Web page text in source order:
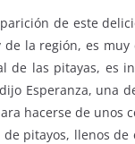
de este
de la región, es
de las pitayas, es
Esperanza, una
hacerse de unos
pitayos, llenos